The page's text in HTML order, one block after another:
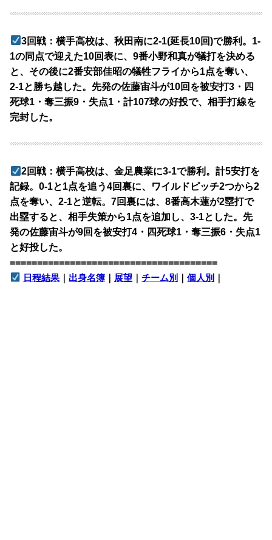
3回戦：横手高校は、秋田南に2-1(延長10回)で勝利。1-
1の同点で迎えた10回表に、9番小野和真が犠打を決める
と、その後に2番安部佳昭の犠牲フライから1点を奪い、
2-1と勝ち越した。先発の佐藤宙斗が10回を被安打3・四
死球1・奪三振9・失点1・計107球の好投で、相手打線を
完封した。
2回戦：横手高校は、金足農業に3-1で勝利。計5安打を
記録。0-1と1点を追う4回裏に、ワイルドピッチ2つから2
点を奪い、2-1と逆転。7回裏には、8番高木蓮が2塁打で
出塁すると、相手失策から1点を追加し、3-1とした。先
発の佐藤宙斗が9回を被安打4・四死球1・奪三振6・失点1
と好投した。
======================================
日程結果 ｜ 出身名簿 ｜ 展望 ｜チーム別 ｜個人別 ｜